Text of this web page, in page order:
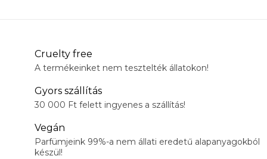
Cruelty free
A termékeinket nem tesztelték állatokon!
Gyors szállítás
30 000 Ft felett ingyenes a szállítás!
Vegán
Parfümjeink 99%-a nem állati eredetű alapanyagokból
készül!